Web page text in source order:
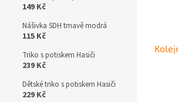
149 Kč
Nášivka SDH tmavě modrá
115 Kč
Triko s potiskem Hasiči
239 Kč
Dětské triko s potiskem Hasiči
229 Kč